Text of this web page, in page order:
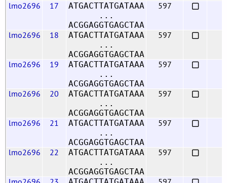
lmo2696 17
ATGACTTATGATAAA
...
ACGGAGGTGAGCTAA
597
lmo2696 18
ATGACTTATGATAAA
...
ACGGAGGTGAGCTAA
597
lmo2696 19
ATGACTTATGATAAA
...
ACGGAGGTGAGCTAA
597
lmo2696 20
ATGACTTATGATAAA
...
ACGGAGGTGAGCTAA
597
lmo2696 21
ATGACTTATGATAAA
...
ACGGAGGTGAGCTAA
597
lmo2696 22
ATGACTTATGATAAA
...
ACGGAGGTGAGCTAA
597